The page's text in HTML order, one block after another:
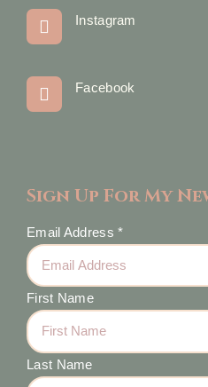
Instagram
Facebook
Sign Up For My
Email Address*
First Name
Last Name